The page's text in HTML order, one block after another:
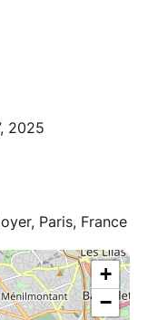
2025
Paris, France
+
−